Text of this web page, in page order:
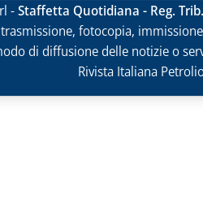
-Staffetta Quotidiana - Reg.
fotocopia,
di diffusione delle notizie o
Rivista Italiana